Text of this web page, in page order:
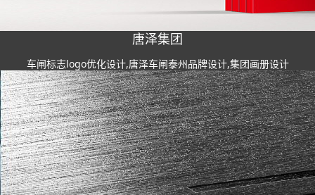
唐泽集团
车闸标志logo优化设计,唐泽车闸泰州品牌设计,集团画册设计